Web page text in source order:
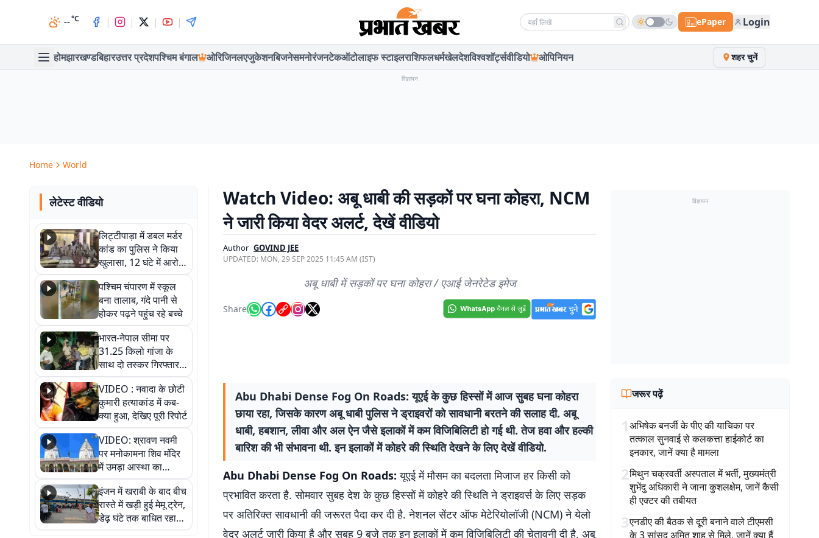
--°C | | | | Search news ePaper Login
होमझारखण्डबिहारउत्तर प्रदेशपश्चिम बंगाल ओरिजिनलएजुकेशनबिजनेसमनोरंजनटेकऑटोलाइफ स्टाइलराशिफलधर्मखेलदेशविश्वशॉर्ट्सवीडियो ओपिनियन शहर चुनें
विज्ञापन
Home World
लेटेस्ट वीडियो
लिट्टीपाड़ा में डबल मर्डर
कांड का पुलिस ने किया
खुलासा, 12 घंटे में आरोपी
गिरफ्तार
पश्चिम चंपारण में स्कूल
बना तालाब, गंदे पानी से
होकर पढ़ने पहुंच रहे बच्चे
भारत-नेपाल सीमा पर
31.25 किलो गांजा के
साथ दो तस्कर गिरफ्तार,
नेपाली नंबर की बाइक
जब्त
VIDEO : नवादा के छोटी
कुमारी हत्याकांड में कब-
क्या हुआ, देखिए पूरी रिपोर्ट
VIDEO: श्रावण नवमी
पर मनोकामना शिव मंदिर
में उमड़ा आस्था का
सैलाब, हर-हर महादेव के
जयघोष से गूंजा परिसर
इंजन में खराबी के बाद बीच
रास्ते में खड़ी हुई मेमू ट्रेन,
डेढ़ घंटे तक बाधित रहा
आवागमन
Watch Video: अबू धाबी की सड़कों पर घना कोहरा, NCM
ने जारी किया वेदर अलर्ट, देखें वीडियो
Author GOVIND JEE
UPDATED: MON, 29 SEP 2025 11:45 AM (IST)
अबू धाबी में सड़कों पर घना कोहरा / एआई जेनरेटेड इमेज
Share
Abu Dhabi Dense Fog On Roads: यूएई के कुछ हिस्सों में आज सुबह घना कोहरा
छाया रहा, जिसके कारण अबू धाबी पुलिस ने ड्राइवरों को सावधानी बरतने की सलाह दी. अबू
धाबी, हबशान, लीवा और अल ऐन जैसे इलाकों में कम विजिबिलिटी हो गई थी. तेज हवा और हल्की
बारिश की भी संभावना थी. इन इलाकों में कोहरे की स्थिति देखने के लिए देखें वीडियो.
Abu Dhabi Dense Fog On Roads:यूएई में मौसम का बदलता मिजाज हर किसी को
प्रभावित करता है. सोमवार सुबह देश के कुछ हिस्सों में कोहरे की स्थिति ने ड्राइवर्स के लिए सड़क
पर अतिरिक्त सावधानी की जरूरत पैदा कर दी है. नेशनल सेंटर ऑफ मेटेरियोलॉजी (NCM) ने येलो
वेदर अलर्ट जारी किया है और सुबह 9 बजे तक इन इलाकों में कम विजिबिलिटी की चेतावनी दी है. अबू
विज्ञापन
जरूर पढ़ें
1अभिषेक बनर्जी के पीए की याचिका पर
तत्काल सुनवाई से कलकत्ता हाईकोर्ट का
इनकार, जानें क्या है मामला
2मिथुन चक्रवर्ती अस्पताल में भर्ती, मुख्यमंत्री
शुभेंदु अधिकारी ने जाना कुशलक्षेम, जानें कैसी
ही एक्टर की तबीयत
3एनडीए की बैठक से दूरी बनाने वाले टीएमसी
के 3 सांसद अमित शाह से मिले, जानें क्या हैं